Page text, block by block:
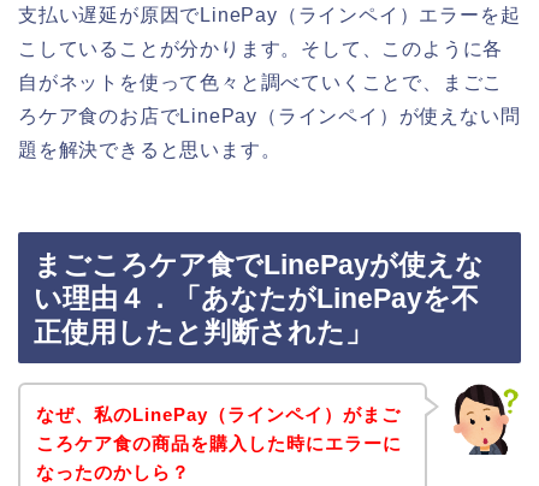
支払い遅延が原因でLinePay（ラインペイ）エラーを起
こしていることが分かります。そして、このように各
自がネットを使って色々と調べていくことで、まごこ
ろケア食のお店でLinePay（ラインペイ）が使えない問
題を解決できると思います。
まごころケア食でLinePayが使えな
い理由４．「あなたがLinePayを不
正使用したと判断された」
なぜ、私のLinePay（ラインペイ）がまご
ころケア食の商品を購入した時にエラーに
なったのかしら？